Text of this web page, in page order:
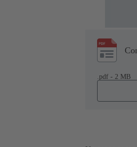
.pdf - 2 MB